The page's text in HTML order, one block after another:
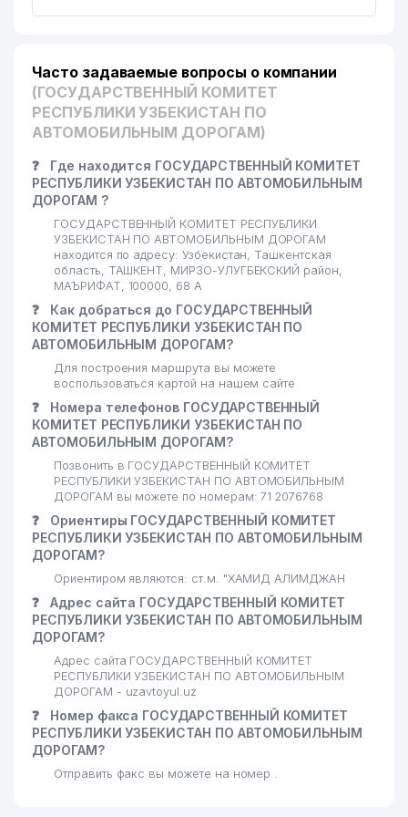
21
22 UNIFORM OPTIMA НОУ
INTERNATIONAL CARAVAN
24
BUNYODKOR МОЛОДЕЖНЫЙ
ТЕЛЕКЛУБ
25 PREMIUM TEA GROUP ООО 117 м
26 ALG SALES ООО 118 м
27 PREMIUM DIGITAL ЧП 119 м
28 KOGI ADVERTISING CA ООО
29 ASIA LEASING GROUP ООО 125 м
30
ХАЛК БАНК РУз МИРЗО-
УЛУГБЕКСКИЙ ФИЛИАЛ
127 м
31
MULTIVAC PACKAGING ИП
ООО
127 м
32 TEST FOOD ООО 129 м
33 HAVAS FOOD ООО
34 QAXRAMON NAVO ТЧСЖ 131 м
ITECA EXHIBITIONS ИП ООО
ВЫСТАВОЧНАЯ КОМПАНИЯ
36
AUTOPROMSNAB-SPEDITION
ПРЕДСТАВИТЕЛЬСТВО
132 м
37 BYMIR ООО
Часто задаваемые вопросы о компании
(ГОСУДАРСТВЕННЫЙ КОМИТЕТ
РЕСПУБЛИКИ УЗБЕКИСТАН ПО
АВТОМОБИЛЬНЫМ ДОРОГАМ)
❓
Где находится ГОСУДАРСТВЕННЫЙ КОМИТЕТ
РЕСПУБЛИКИ УЗБЕКИСТАН ПО АВТОМОБИЛЬНЫМ
ДОРОГАМ ?
ГОСУДАРСТВЕННЫЙ КОМИТЕТ РЕСПУБЛИКИ
УЗБЕКИСТАН ПО АВТОМОБИЛЬНЫМ ДОРОГАМ
находится по адресу: Узбекистан, Ташкентская
область, ТАШКЕНТ, МИРЗО-УЛУГБЕКСКИЙ район,
МАЪРИФАТ, 100000, 68 А
❓
Как добраться до ГОСУДАРСТВЕННЫЙ
КОМИТЕТ РЕСПУБЛИКИ УЗБЕКИСТАН ПО
АВТОМОБИЛЬНЫМ ДОРОГАМ?
Для построения маршрута вы можете
воспользоваться картой на нашем сайте
❓
Номера телефонов ГОСУДАРСТВЕННЫЙ
КОМИТЕТ РЕСПУБЛИКИ УЗБЕКИСТАН ПО
АВТОМОБИЛЬНЫМ ДОРОГАМ?
Позвонить в ГОСУДАРСТВЕННЫЙ КОМИТЕТ
РЕСПУБЛИКИ УЗБЕКИСТАН ПО АВТОМОБИЛЬНЫМ
ДОРОГАМ вы можете по номерам: 71 2076768
❓
Ориентиры ГОСУДАРСТВЕННЫЙ КОМИТЕТ
РЕСПУБЛИКИ УЗБЕКИСТАН ПО АВТОМОБИЛЬНЫМ
ДОРОГАМ?
Ориентиром являются: ст.м. "ХАМИД АЛИМДЖАН
❓
Адрес сайта ГОСУДАРСТВЕННЫЙ КОМИТЕТ
РЕСПУБЛИКИ УЗБЕКИСТАН ПО АВТОМОБИЛЬНЫМ
ДОРОГАМ?
Адрес сайта ГОСУДАРСТВЕННЫЙ КОМИТЕТ
РЕСПУБЛИКИ УЗБЕКИСТАН ПО АВТОМОБИЛЬНЫМ
ДОРОГАМ - uzavtoyul.uz
❓
Номер факса ГОСУДАРСТВЕННЫЙ КОМИТЕТ
РЕСПУБЛИКИ УЗБЕКИСТАН ПО АВТОМОБИЛЬНЫМ
ДОРОГАМ?
Отправить факс вы можете на номер .